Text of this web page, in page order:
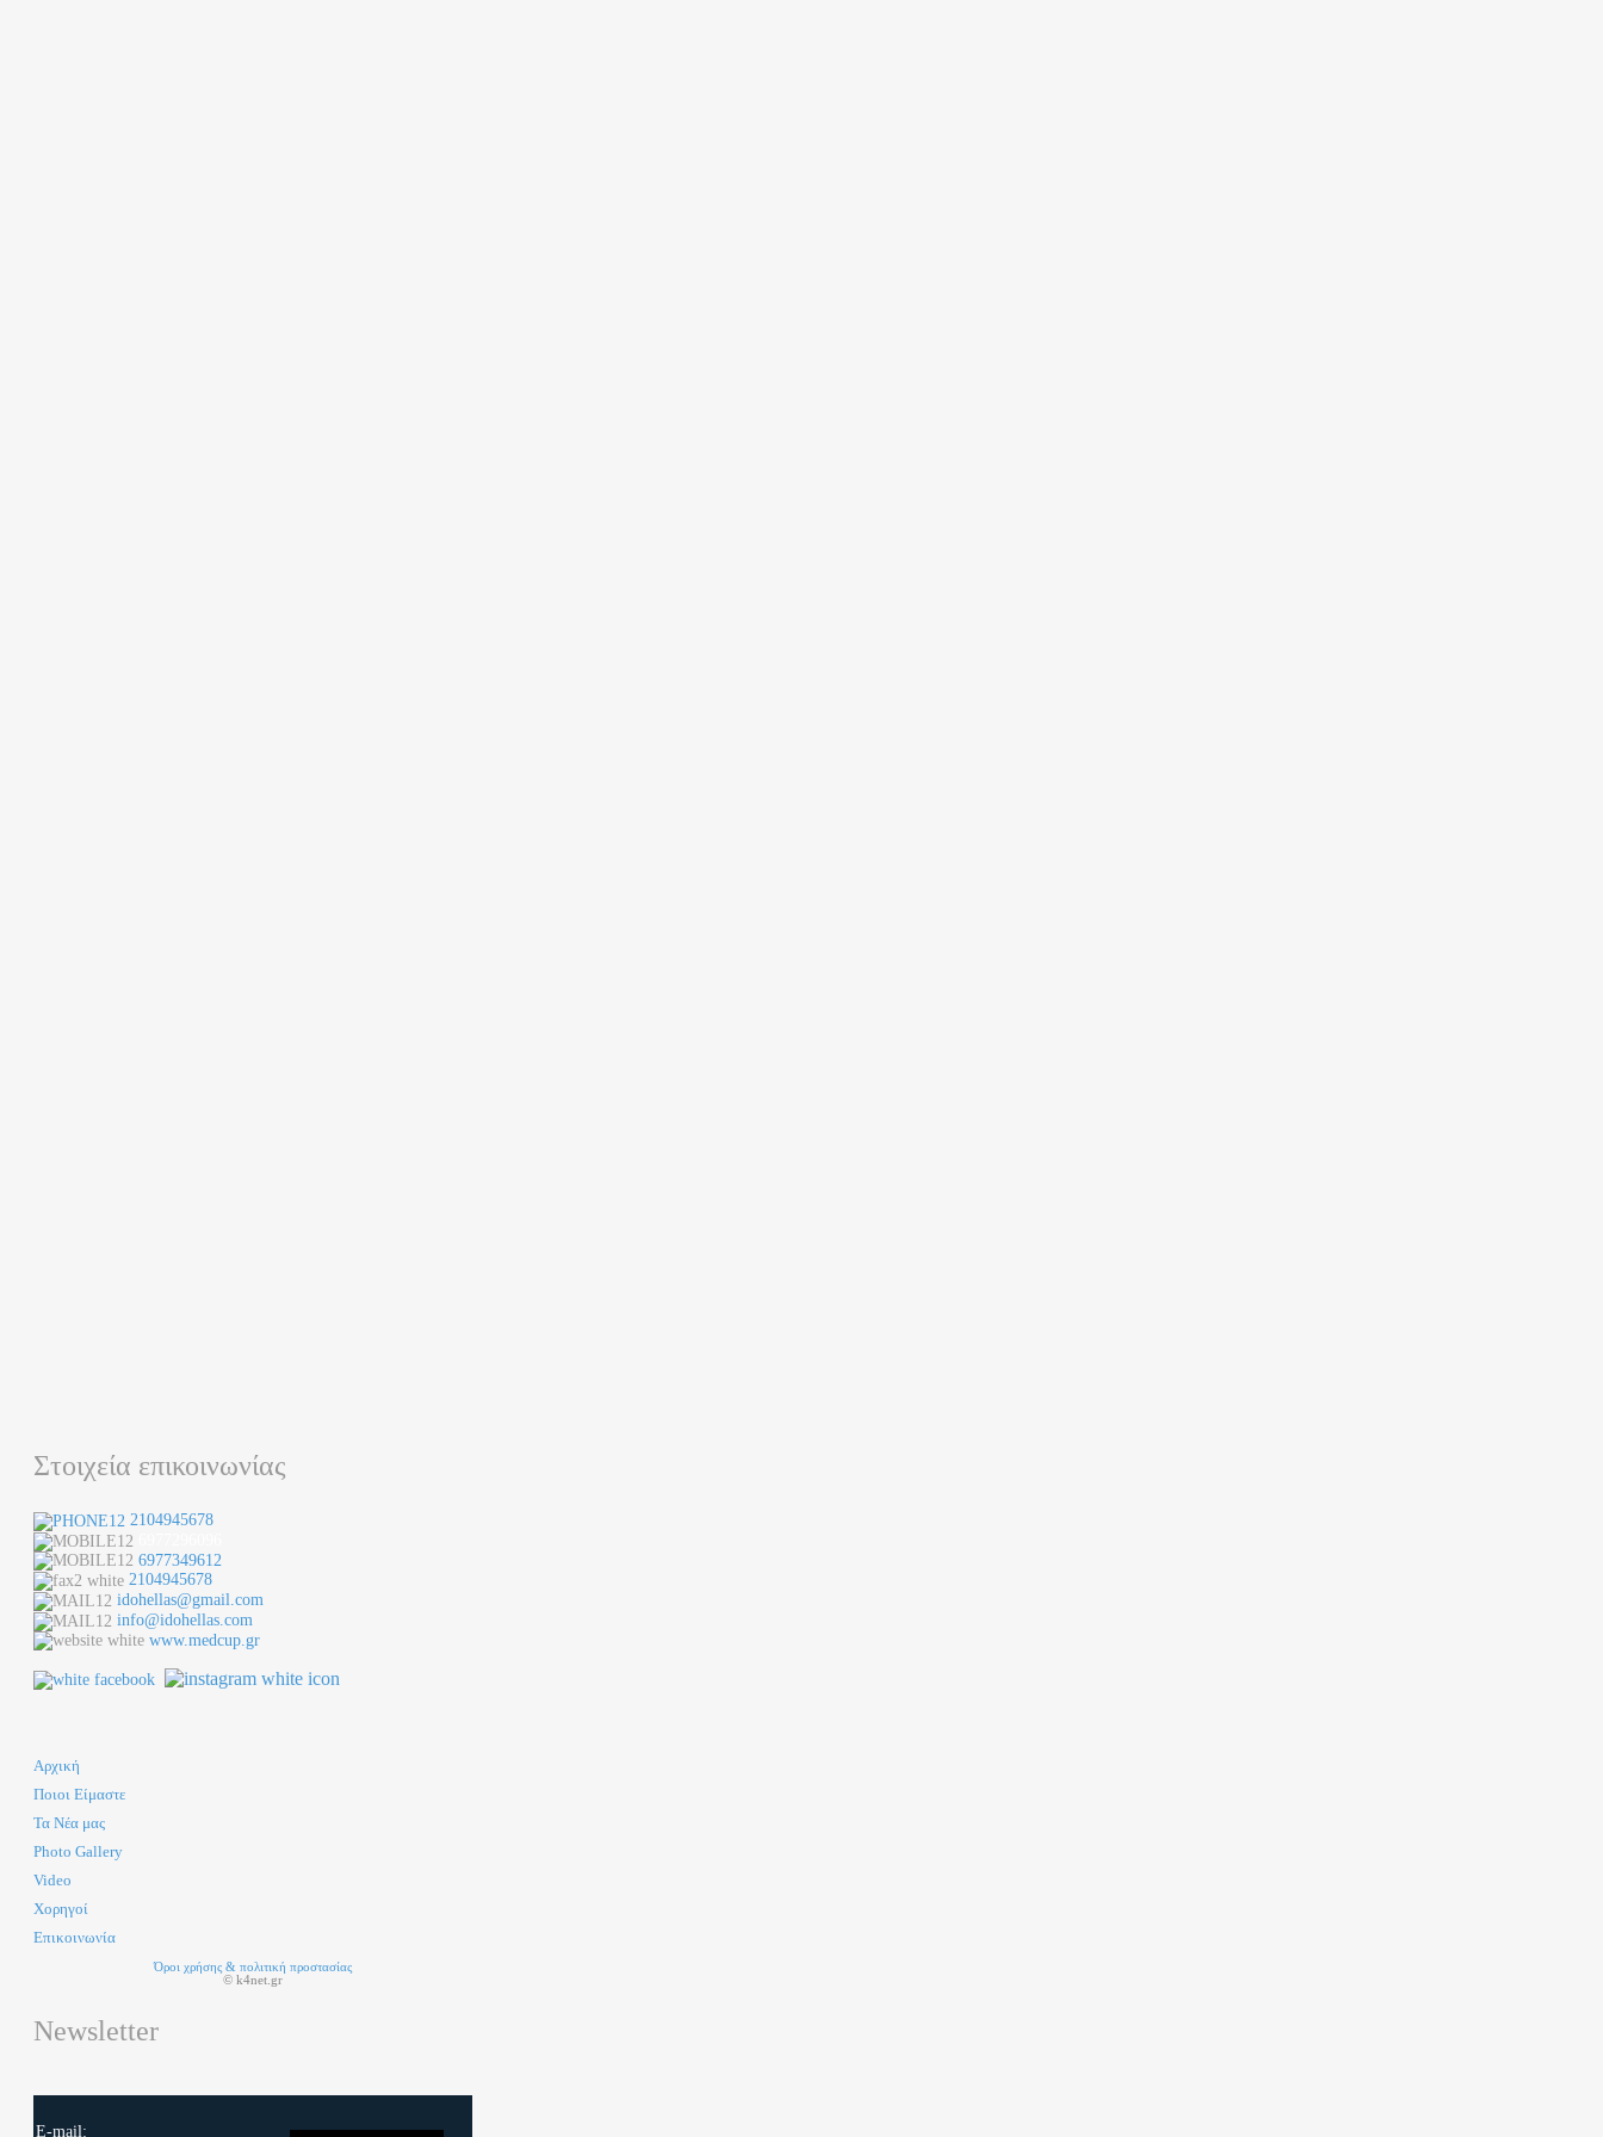
Στοιχεία επικοινωνίας
2104945678
6977349612
2104945678
idohellas@gmail.com
info@idohellas.com
www.medcup.gr
Αρχική
Ποιοι Είμαστε
Τα Νέα μας
Photo Gallery
Video
Χορηγοί
Επικοινωνία
Όροι χρήσης & πολιτική προστασίας
© k4net.gr
Newsletter
E-mail: